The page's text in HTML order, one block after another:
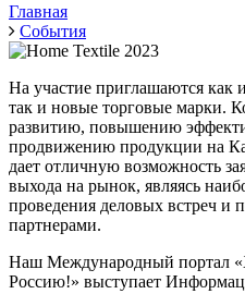
Главная
События
На участие приглашаются как
так и новые торговые марки.
развитию, повышению
продвижению продукции на
дает отличную возможность
выхода на рынок, являясь
проведения деловых встреч и
партнерами.
Наш Международный портал
Россию!» выступает